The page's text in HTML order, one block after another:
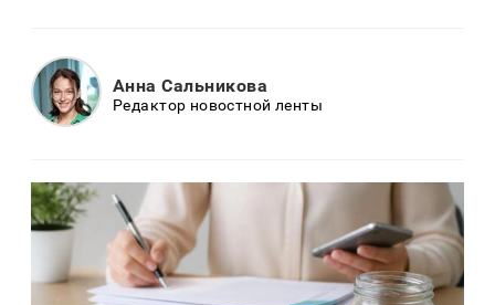
Анна Сальникова
Редактор новостной ленты